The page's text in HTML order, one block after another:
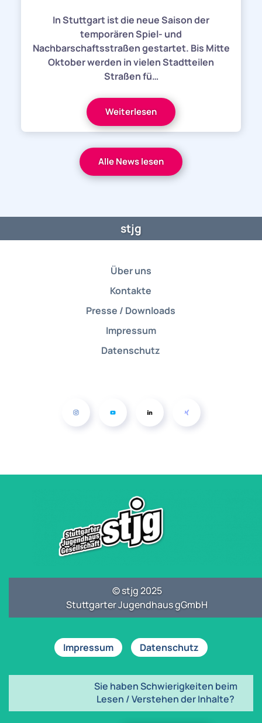
In Stuttgart ist die neue Saison der
temporären Spiel- und
Nachbarschaftsstraßen gestartet. Bis Mitte
Oktober werden in vielen Stadtteilen
Straßen fü…
Weiterlesen
Alle News lesen
stjg
Über uns
Kontakte
Presse / Downloads
Impressum
Datenschutz
© stjg 2025
Stuttgarter Jugendhaus gGmbH
Impressum Datenschutz
Sie haben Schwierigkeiten beim
Lesen / Verstehen der Inhalte?